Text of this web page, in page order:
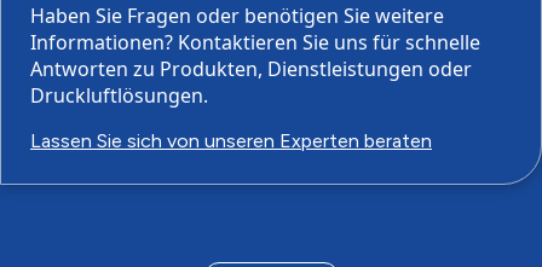
Haben Sie Fragen oder benötigen Sie weitere
Informationen? Kontaktieren Sie uns für schnelle
Antworten zu Produkten, Dienstleistungen oder
Druckluftlösungen.
Lassen Sie sich von unseren Experten beraten